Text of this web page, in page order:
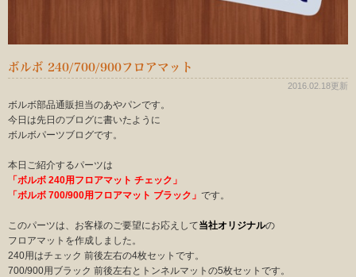
ボルボ 240/700/900フロアマット
2016.02.18更新
ボルボ部品通販担当のあやパンです。
今日は先日のブログに書いたように
ボルボパーツブログです。
本日ご紹介するパーツは
「ボルボ 240用フロアマット チェック」
「ボルボ 700/900用フロアマット ブラック」 です。
このパーツは、お客様のご要望にお応えして当社オリジナルの
フロアマットを作成しました。
240用はチェック 前後左右の4枚セットです。
700/900用ブラック 前後左右とトンネルマットの5枚セットです。